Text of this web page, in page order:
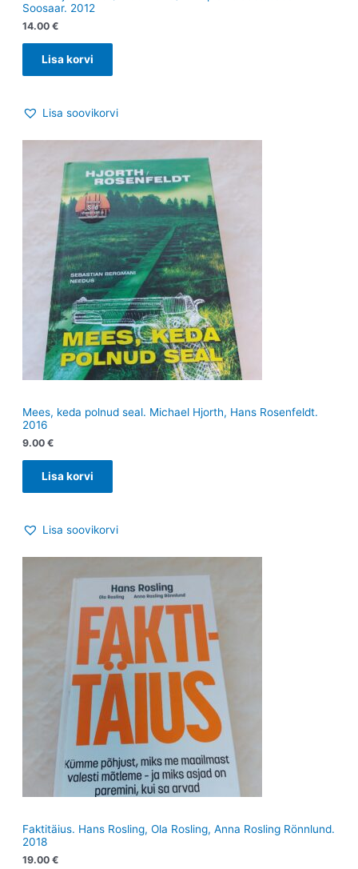
Soosaar. 2012
14.00 €
Lisa korvi
Lisa soovikorvi
Mees, keda polnud seal. Michael Hjorth, Hans Rosenfeldt.
2016
9.00 €
Lisa korvi
Lisa soovikorvi
Faktitäius. Hans Rosling, Ola Rosling, Anna Rosling Rönnlund.
2018
19.00 €